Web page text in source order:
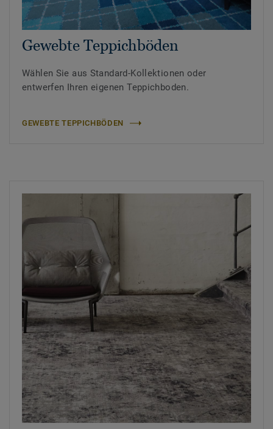
Gewebte Teppichböden
Wählen Sie aus Standard-Kollektionen oder
entwerfen Ihren eigenen Teppichboden.
GEWEBTE TEPPICHBÖDEN